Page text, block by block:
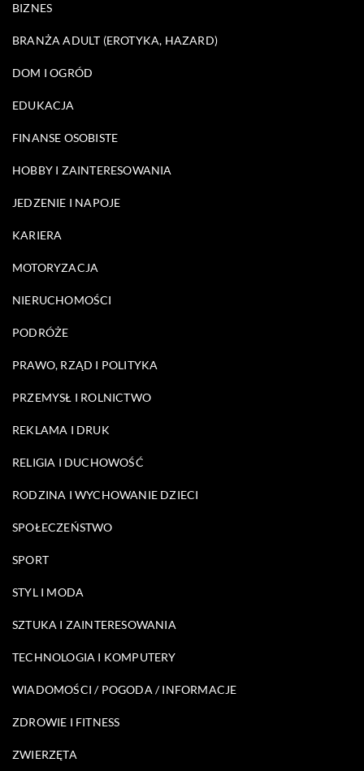
BIZNES
BRANŻA ADULT (EROTYKA, HAZARD)
DOM I OGRÓD
EDUKACJA
FINANSE OSOBISTE
HOBBY I ZAINTERESOWANIA
JEDZENIE I NAPOJE
KARIERA
MOTORYZACJA
NIERUCHOMOŚCI
PODRÓŻE
PRAWO, RZĄD I POLITYKA
PRZEMYSŁ I ROLNICTWO
REKLAMA I DRUK
RELIGIA I DUCHOWOŚĆ
RODZINA I WYCHOWANIE DZIECI
SPOŁECZEŃSTWO
SPORT
STYL I MODA
SZTUKA I ZAINTERESOWANIA
TECHNOLOGIA I KOMPUTERY
WIADOMOŚCI / POGODA / INFORMACJE
ZDROWIE I FITNESS
ZWIERZĘTA